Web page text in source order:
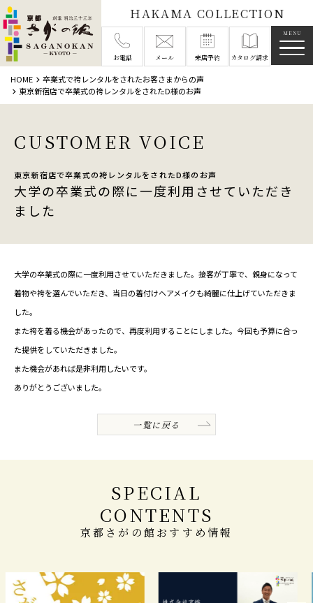
HAKAMA COLLECTION
お電話 メール 来店予約 カタログ請求
HOME
卒業式で袴レンタルをされたお客さまからの声
東京新宿店で卒業式の袴レンタルをされたD様のお声
CUSTOMER VOICE
東京新宿店で卒業式の袴レンタルをされたD様のお声
大学の卒業式の際に一度利用させていただき
ました
大学の卒業式の際に一度利用させていただきました。接客が丁寧で、親身になって
着物や袴を選んでいただき、当日の着付けヘアメイクも綺麗に仕上げていただきま
した。
また袴を着る機会があったので、再度利用することにしました。今回も予算に合っ
た提供をしていただきました。
また機会があれば是非利用したいです。
ありがとうございました。
一覧に戻る
SPECIAL
CONTENTS
京都さがの館おすすめ情報
メニ